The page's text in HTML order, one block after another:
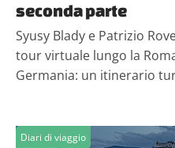
seconda parte
Syusy Blady e Patrizio
tour virtuale lungo la
Germania: un itinerario
Diari di viaggio